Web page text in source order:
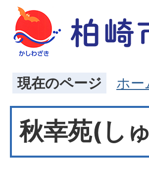
現在のページ ホー
秋幸苑(し